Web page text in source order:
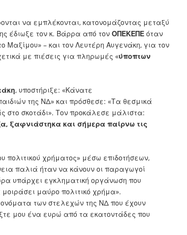
να εμπλέκονται, κατονομάζοντας μεταξύ
έδιωξε τον κ. Βάρρα από τον ΟΠΕΚΕΠΕ όταν
– και τον Λευτέρη Αυγενάκη, για τον
με πιέσεις για πληρωμές «ύποπτων
, υποστήριξε: «Κάνατε
της ΝΔ» και πρόσθεσε: «Τα θεσμικά
στο σκοτάδι». Τον προκάλεσε μάλιστα:
ξαφνιάστηκα και σήμερα παίρνω τις
πολιτικού χρήματος» μέσω επιδοτήσεων,
παλιά ήταν να κάνουν οι παραγωγοί
υπάρχει εγκληματική οργάνωση που
μαύρο πολιτικό χρήμα».
των στελεχών της ΝΔ που έχουν
μου ένα ευρώ από τα εκατοντάδες που